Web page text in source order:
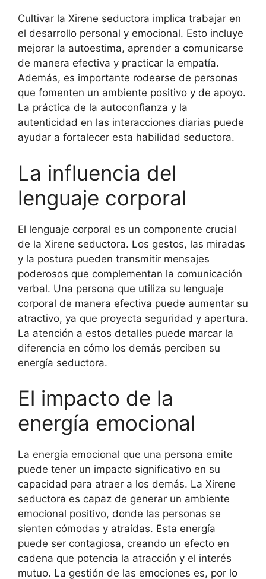
Cultivar la Xirene seductora implica trabajar en
el desarrollo personal y emocional. Esto incluye
mejorar la autoestima, aprender a comunicarse
de manera efectiva y practicar la empatía.
Además, es importante rodearse de personas
que fomenten un ambiente positivo y de apoyo.
La práctica de la autoconfianza y la
autenticidad en las interacciones diarias puede
ayudar a fortalecer esta habilidad seductora.
La influencia del
lenguaje corporal
El lenguaje corporal es un componente crucial
de la Xirene seductora. Los gestos, las miradas
y la postura pueden transmitir mensajes
poderosos que complementan la comunicación
verbal. Una persona que utiliza su lenguaje
corporal de manera efectiva puede aumentar su
atractivo, ya que proyecta seguridad y apertura.
La atención a estos detalles puede marcar la
diferencia en cómo los demás perciben su
energía seductora.
El impacto de la
energía emocional
La energía emocional que una persona emite
puede tener un impacto significativo en su
capacidad para atraer a los demás. La Xirene
seductora es capaz de generar un ambiente
emocional positivo, donde las personas se
sienten cómodas y atraídas. Esta energía
puede ser contagiosa, creando un efecto en
cadena que potencia la atracción y el interés
mutuo. La gestión de las emociones es, por lo